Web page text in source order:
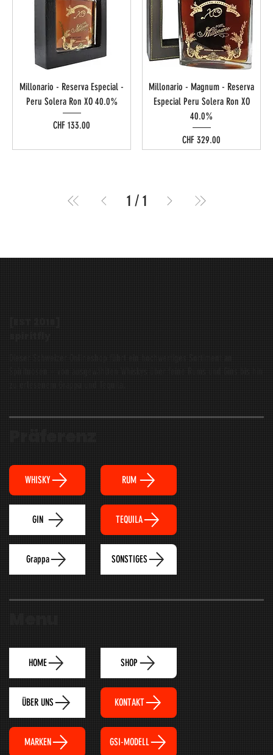
Millonario - Reserva Especial -
Peru Solera Ron XO 40.0%
Preis
CHF 133.00
Millonario - Magnum - Reserva
Especial Peru Solera Ron XO
40.0%
Preis
CHF 329.00
1 / 1
WHISKY
GIN
RUM
Grappa SONSTIGES
TEQUILA
HOME SHOP
ÜBER UNS KONTAKT
MARKEN GSI-MODELL